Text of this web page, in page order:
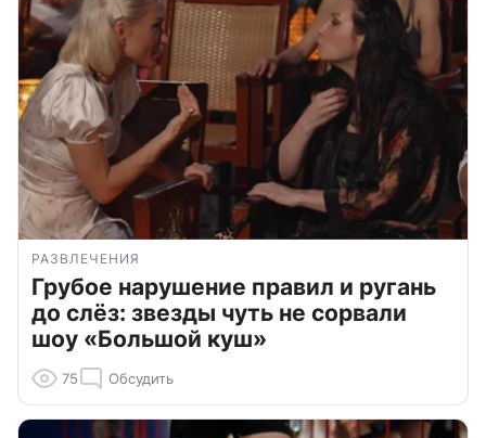
РАЗВЛЕЧЕНИЯ
Грубое нарушение правил и ругань
до слёз: звезды чуть не сорвали
шоу «Большой куш»
75 Обсудить